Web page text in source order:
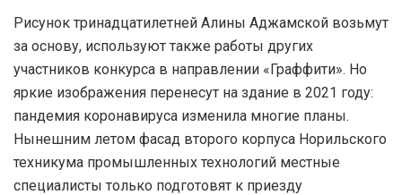
Рисунок тринадцатилетней Алины Аджамской возьмут
за основу, используют также работы других
участников конкурса в направлении «Граффити». Но
яркие изображения перенесут на здание в 2021 году:
пандемия коронавируса изменила многие планы.
Нынешним летом фасад второго корпуса Норильского
техникума промышленных технологий местные
специалисты только подготовят к приезду